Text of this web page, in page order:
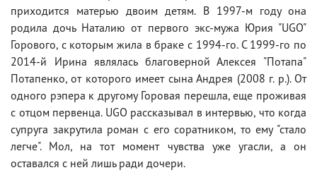
приходится матерью двоим детям. В 1997-м году она
родила дочь Наталию от первого экс-мужа Юрия "UGO"
Горового, с которым жила в браке с 1994-го. С 1999-го по
2014-й Ирина являлась благоверной Алексея "Потапа"
Потапенко, от которого имеет сына Андрея (2008 г. р.). От
одного рэпера к другому Горовая перешла, еще проживая
с отцом первенца. UGO рассказывал в интервью, что когда
супруга закрутила роман с его соратником, то ему "стало
легче". Мол, на тот момент чувства уже угасли, а он
оставался с ней лишь ради дочери.